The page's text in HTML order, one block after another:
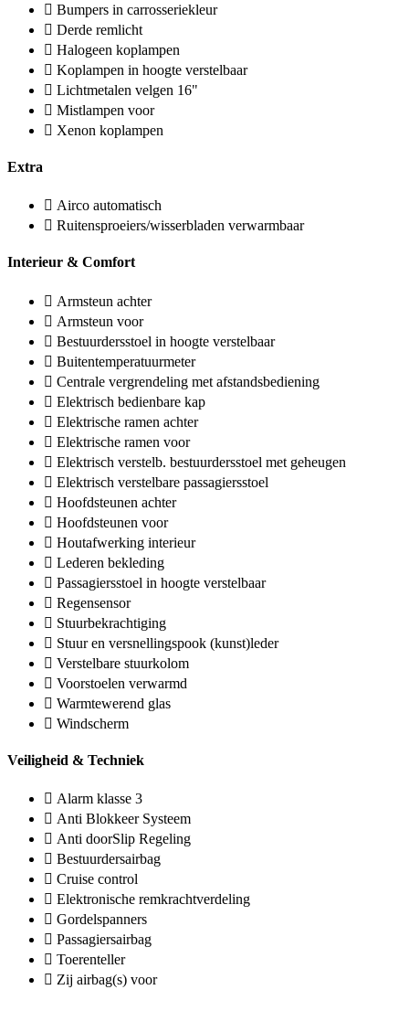
Bumpers in carrosseriekleur
Derde remlicht
Halogeen koplampen
Koplampen in hoogte verstelbaar
Lichtmetalen velgen 16"
Mistlampen voor
Xenon koplampen
Extra
Airco automatisch
Ruitensproeiers/wisserbladen verwarmbaar
Interieur & Comfort
Armsteun achter
Armsteun voor
Bestuurdersstoel in hoogte verstelbaar
Buitentemperatuurmeter
Centrale vergrendeling met afstandsbediening
Elektrisch bedienbare kap
Elektrische ramen achter
Elektrische ramen voor
Elektrisch verstelb. bestuurdersstoel met geheugen
Elektrisch verstelbare passagiersstoel
Hoofdsteunen achter
Hoofdsteunen voor
Houtafwerking interieur
Lederen bekleding
Passagiersstoel in hoogte verstelbaar
Regensensor
Stuurbekrachtiging
Stuur en versnellingspook (kunst)leder
Verstelbare stuurkolom
Voorstoelen verwarmd
Warmtewerend glas
Windscherm
Veiligheid & Techniek
Alarm klasse 3
Anti Blokkeer Systeem
Anti doorSlip Regeling
Bestuurdersairbag
Cruise control
Elektronische remkrachtverdeling
Gordelspanners
Passagiersairbag
Toerenteller
Zij airbag(s) voor